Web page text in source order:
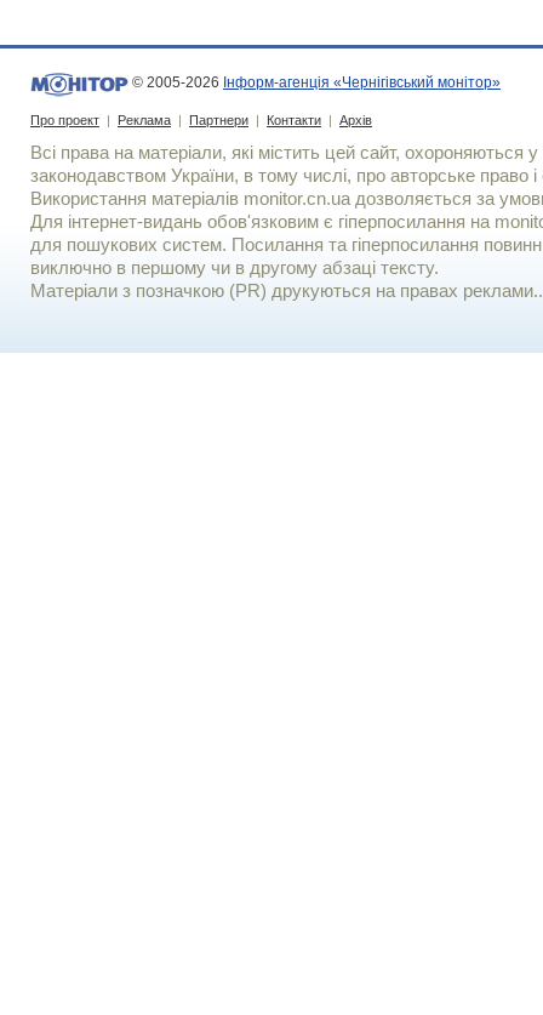
© 2005-2026 Інформ-агенція «Чернігівський монітор»
Про проект | Реклама | Партнери | Контакти | Архів
Всі права на матеріали, які містить цей сайт, охороняються у
законодавством України, в тому числі, про авторське право і
Використання матерiалiв monitor.cn.ua дозволяється за
Для iнтернет-видань обов'язковим є гiперпосилання на
для пошукових систем. Посилання та гіперпосилання
виключно в першому чи в другому абзаці тексту.
Матеріали з позначкою (PR) друкуються на правах реклами..